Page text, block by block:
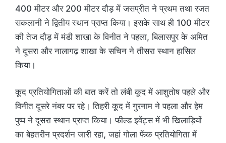
400 मीटर और 200 मीटर दौड़ में जसप्रीत ने प्रथम तथा रजत
सकलानी ने द्वितीय स्थान प्राप्त किया। इसके साथ ही 100 मीटर
की तेज दौड़ में मंडी शाखा के विनीत ने पहला, बिलासपुर के अमित
ने दूसरा और नालागढ़ शाखा के सचिन ने तीसरा स्थान हासिल
किया।
कूद प्रतियोगिताओं की बात करें तो लंबी कूद में आशुतोष पहले और
विनीत दूसरे नंबर पर रहे। तिहरी कूद में गुरनाम ने पहला और हेम
पुष्प ने दूसरा स्थान प्राप्त किया। फील्ड इवेंट्स में भी खिलाड़ियों
का बेहतरीन प्रदर्शन जारी रहा, जहां गोला फेंक प्रतियोगिता में